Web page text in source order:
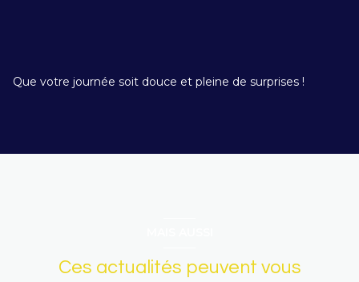
Que votre journée soit douce et pleine de surprises !
Ces actualités peuvent vous